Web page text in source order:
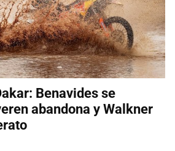
Benavides se
abandona y Walkner